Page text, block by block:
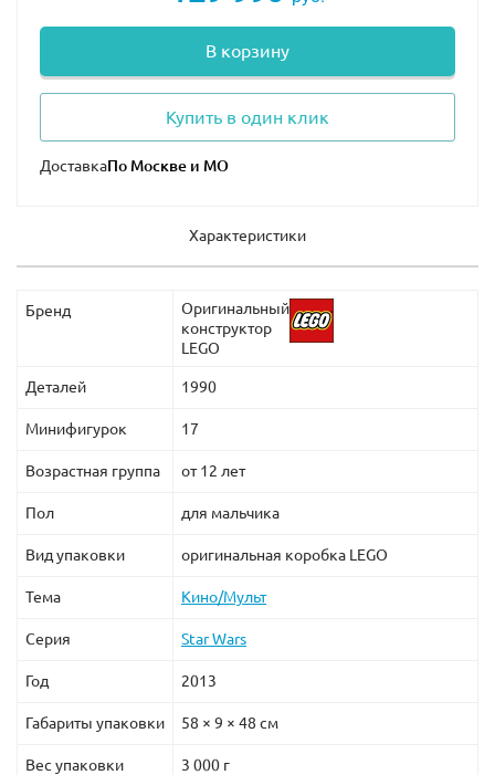
В корзину
Купить в один клик
Доставка
Характеристики
Бренд
Оригинальный
конструктор
LEGO
Деталей 1990
Минифигурок 17
Возрастная группа от 12 лет
Пол для мальчика
Вид упаковки оригинальная коробка LEGO
Тема Кино/Мульт
Серия Star Wars
Год 2013
Габариты упаковки 58 × 9 × 48 см
Вес упаковки 3 000 г